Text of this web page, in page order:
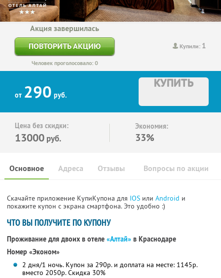
Купили: 1
Акция завершилась
ПОВТОРИТЬ АКЦИЮ
Человек проголосовало: 0
от 290 руб.
КУПИТЬ
Цена без скидки:
13000 руб.
Экономия:
33%
Основное Отзывы Вопросы по акции
Адреса
Скачайте приложение КупиКупона для IOS или Android и
покажите купон с экрана смартфона. Это удобно :)
ЧТО ВЫ ПОЛУЧИТЕ ПО КУПОНУ
Проживание для двоих в отеле «Алтай» в Краснодаре
Номер «Эконом»
2 дня/1 ночь. Купон за 290р. и доплата на месте: 1145р.
вместо 2050р.Скидка 30%